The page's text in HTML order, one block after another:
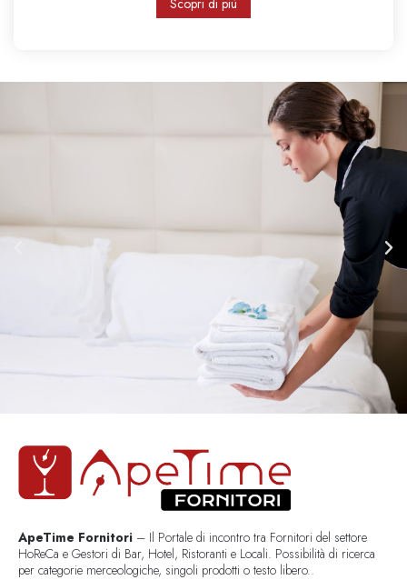
Scopri di più
ApeTime Fornitori – Il Portale di incontro tra Fornitori del settore
HoReCa e Gestori di Bar, Hotel, Ristoranti e Locali. Possibilità di ricerca
per categorie merceologiche, singoli prodotti o testo libero..